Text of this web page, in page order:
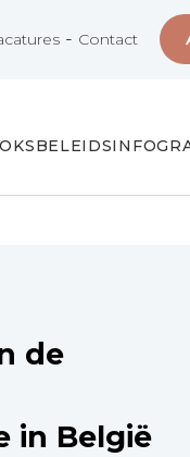
- Contact
BELEIDSINFO
de
in België